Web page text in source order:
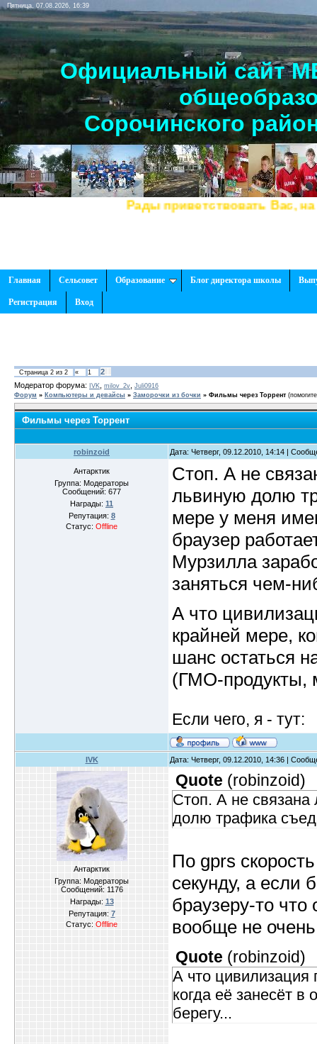
Пятница, 07.08.2026, 16:39
Официальный сайт
Сорочинского
Рады приветствовать Вас, на нашем
Главная Сельсовет Образование Блог директора школы
Регистрация Вход
Страница 2 из 2 « 1
2
Модератор форума:
IVK, milov_2v, Juli0916
Форум » Компьютеры и девайсы » Заморочки из бочки » Фильмы через Торрент
Фильмы через Торрент
robinzoid Дата: Четверг, 09.12.2010, 14:14 |
Антарктик
Группа: Модераторы
Сообщений: 677
Награды: 11
Репутация: 8
Статус: Offline
Стоп. А не
львиную долю
мере у меня
браузер
Мурзилла
заняться чем-
А что
крайней мере,
шанс остаться
(ГМО-продукты,
Если чего, я - тут:
IVK Дата: Четверг, 09.12.2010, 14:36 |
Антарктик
Группа: Модераторы
Сообщений: 1176
Награды: 13
Репутация: 7
Статус: Offline
Quote (robinzoid)
Стоп. А не связана
долю трафика
По gprs
секунду, а если
браузеру-то
вообще не
Quote (robinzoid)
А что цивилизация
когда её занесёт в
берегу...